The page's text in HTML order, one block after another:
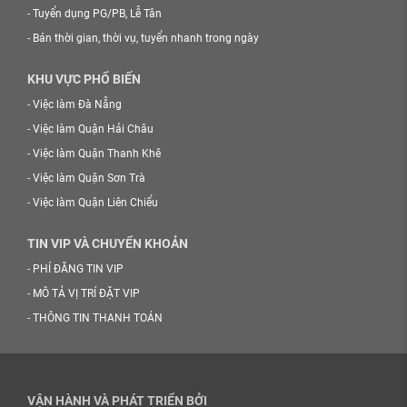
- Tuyển dụng PG/PB, Lễ Tân
- Bán thời gian, thời vụ, tuyển nhanh trong ngày
KHU VỰC PHỔ BIẾN
- Việc làm Đà Nẵng
- Việc làm Quận Hải Châu
- Việc làm Quận Thanh Khê
- Việc làm Quận Sơn Trà
- Việc làm Quận Liên Chiểu
TIN VIP VÀ CHUYỂN KHOẢN
- PHÍ ĐĂNG TIN VIP
- MÔ TẢ VỊ TRÍ ĐẶT VIP
- THÔNG TIN THANH TOÁN
VẬN HÀNH VÀ PHÁT TRIỂN BỞI